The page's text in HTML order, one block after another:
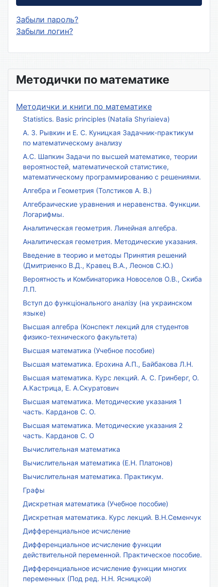
Методички по математике
Методички и книги по математике
Statistics. Basic principles (Natalia Shyriaieva)
А. З. Рывкин и Е. С. Куницкая Задачник-практикум
по математическому анализу
А.С. Шапкин Задачи по высшей математике, теории
вероятностей, математической статистике,
математическому программированию с решениями.
Алгебра и Геометрия (Толстиков А. В.)
Алгебраические уравнения и неравенства. Функции.
Логарифмы.
Аналитическая геометрия. Линейная алгебра.
Аналитическая геометрия. Методические указания.
Введение в теорию и методы Принятия решений
(Дмитриенко В.Д., Кравец В.А., Леонов С.Ю.)
Вероятность и Комбинаторика Новоселов О.В., Скиба
Л.П.
Вступ до функціонального аналізу (на украинском
языке)
Высшая алгебра (Конспект лекций для студентов
физико-технического факультета)
Высшая математика (Учебное пособие)
Высшая математика. Ерохина А.П., Байбакова Л.Н.
Высшая математика. Курс лекций. А. С. Гринберг, О.
А.Кастрица, Е. А.Скуратович
Высшая математика. Методические указания 1
часть. Карданов С. О.
Высшая математика. Методические указания 2
часть. Карданов С. О
Вычислительная математика
Вычислительная математика (Е.Н. Платонов)
Вычислительная математика. Практикум.
Графы
Дискретная математика (Учебное пособие)
Дискретная математика. Курс лекций. В.Н.Семенчук
Дифференциальное исчисление
Дифференциальное исчисление функции
действительной переменной. Практическое пособие.
Дифференциальное исчисление функции многих
переменных (Под ред. Н.Н. Ясницкой)
Забыли пароль?
Забыли логин?